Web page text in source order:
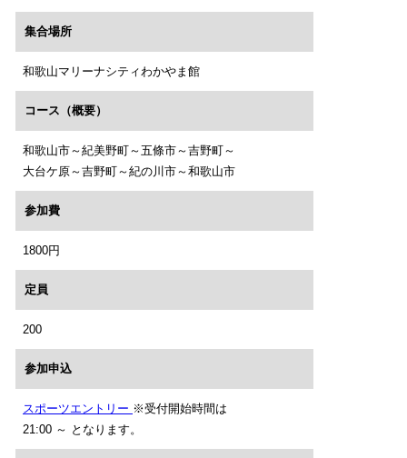
集合場所
和歌山マリーナシティわかやま館
コース（概要）
和歌山市～紀美野町～五條市～吉野町～
大台ケ原～吉野町～紀の川市～和歌山市
参加費
1800円
定員
200
参加申込
スポーツエントリー ※受付開始時間は
21:00 ～ となります。